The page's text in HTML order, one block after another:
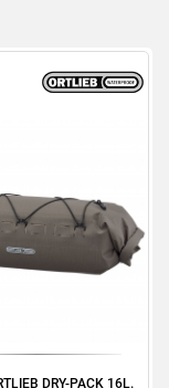
DRY-PACK 16L.